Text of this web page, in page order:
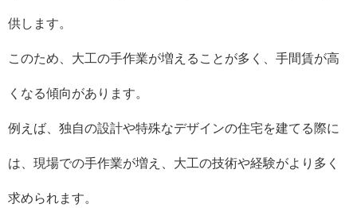
供します。
このため、大工の手作業が増えることが多く、手間賃が高
くなる傾向があります。
例えば、独自の設計や特殊なデザインの住宅を建てる際に
は、現場での手作業が増え、大工の技術や経験がより多く
求められます。